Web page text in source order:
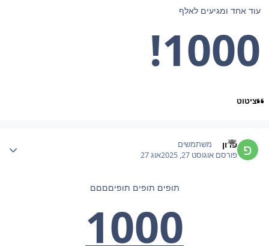
עוד אחד ומגיעים לאלף
1000!
ציטוט
פרון משתמשים
פורסםאוגוסט 27, 2025 אוג 27
תופים תופים תופיםםםם
1000